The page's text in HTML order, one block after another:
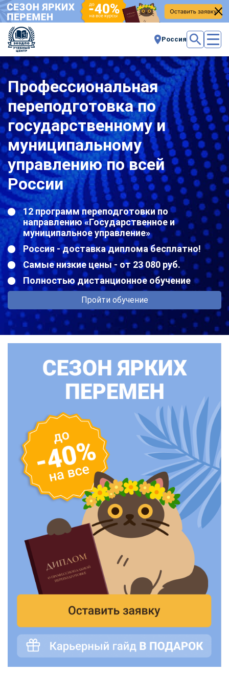
Россия
Профессиональная
переподготовка по
государственному и
муниципальному
управлению по всей
России
12 программ переподготовки по
направлению «Государственное и
муниципальное управление»
Россия - доставка диплома бесплатно!
Самые низкие цены - от 23 080 руб.
Полностью дистанционное обучение
Пройти обучение